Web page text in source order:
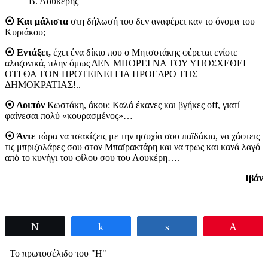
⦿ Και μάλιστα στη δήλωσή του δεν αναφέρει καν το όνομα του
Κυριάκου;
⦿ Εντάξει, έχει ένα δίκιο που ο Μητσοτάκης φέρεται ενίοτε
αλαζονικά, πλην όμως ΔΕΝ ΜΠΟΡΕΙ ΝΑ ΤΟΥ ΥΠΟΣΧΕΘΕΙ
ΟΤΙ ΘΑ ΤΟΝ ΠΡΟΤΕΙΝΕΙ ΓΙΑ ΠΡΟΕΔΡΟ ΤΗΣ
ΔΗΜΟΚΡΑΤΙΑΣ!..
⦿ Λοιπόν Κωστάκη, άκου: Καλά έκανες και βγήκες off, γιατί
φαίνεσαι πολύ «κουρασμένος»…
⦿ Άντε τώρα να τσακίζεις με την ησυχία σου παϊδάκια, να χάφτεις
τις μπριζολάρες σου στον Μπαϊρακτάρη και να τρως και κανά λαγό
από το κυνήγι του φίλου σου του Λουκέρη….
Ιβάν
Το πρωτοσέλιδο του "Η"